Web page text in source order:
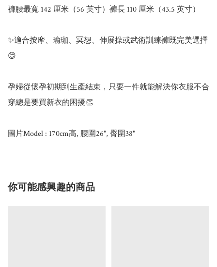
褲腰最寬 142 厘米（56 英寸）褲長 110 厘米（43.5 英寸）
✨適合按摩、瑜珈、冥想、伸展操或武術訓練褲既完美選擇
😊
孕婦從懷孕初期到生產結束，只要一件就能解決你衣服不合
穿總是要買新衣的困擾👏
你可能感興趣的商品